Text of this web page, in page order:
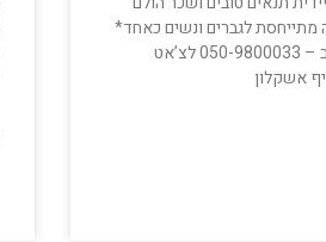
לגברים ונשים כאחד*
לפרטים נוספים מירב – 050-9800033 לצ’אט
אשקלון